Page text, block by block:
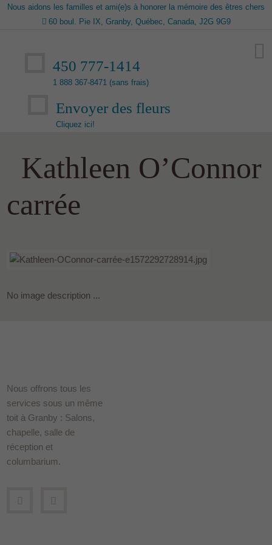
Nous aidons les familles et ami(e)s à honorer la mémoire des êtres chers
60 boul. Pie IX, Granby, Québec, Canada, J2G 9G9
450 777-1414
1 888 367-8471 (sans frais)
Envoyer des fleurs
Cliquez ici!
Kathleen O’Connor
carrée
No image description ...
Nous offrons tous les
services sous un même
toit à Granby : Salons,
chapelle, salle de
réception et
columbarium.